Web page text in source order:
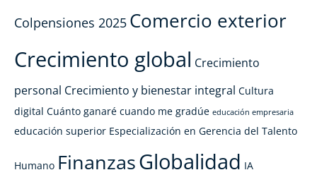
Colpensiones 2025 Comercio exterior
Crecimiento global Crecimiento
personal Crecimiento y bienestar integral Cultura
digital Cuánto ganaré cuando me gradúe educación empresaria
educación superior Especialización en Gerencia del Talento
Humano FinanzasGlobalidad IA